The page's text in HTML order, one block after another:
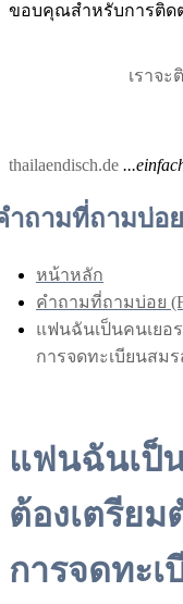
for for
ขอบคุณสำหรับการติด
เราจ
thailaendisch.de
ำถามที่ถามบ่อ
หน้าหลัก
คำถามที่ถามบ่อย
แฟนฉันเป็นคนเยอ
การจดทะเบียนสม
แฟนฉันเป็
ต้องเตรียม
การจดทะ